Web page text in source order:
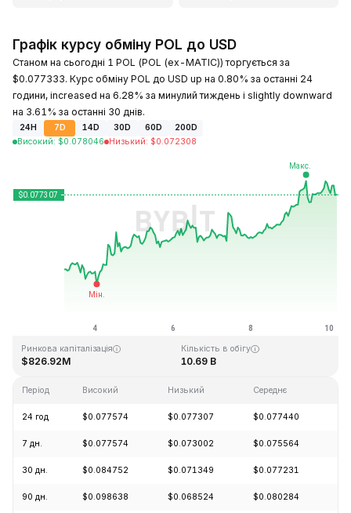
Графік курсу обміну POL до USD
Станом на сьогодні 1 POL (POL (ex-MATIC)) торгується за
$0.077333. Курс обміну POL до USD up на 0.80% за останні 24
години, increased на 6.28% за минулий тиждень і slightly downward
на 3.61% за останні 30 днів.
24H 7D 14D 30D 60D
200D
Високий: $0.078046 Низький: $0.072308
Останнє оновлення: 2026-08-10, 05:00 GMT+0
Ринкова капіталізація
$826.92M
Кількість в обігу
10.69 B
Період Високий Низький Середнє
24 год $0.077574 $0.077307 $0.077440
7 дн. $0.077574 $0.073002 $0.075564
30 дн. $0.084752 $0.071349 $0.077231
90 дн. $0.098638 $0.068524 $0.080284